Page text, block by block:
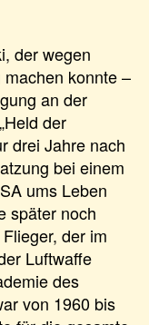
der wegen
konnte –
an der
der
drei Jahre nach
bei einem
ums Leben
später noch
der im
Luftwaffe
des
von 1960 bis